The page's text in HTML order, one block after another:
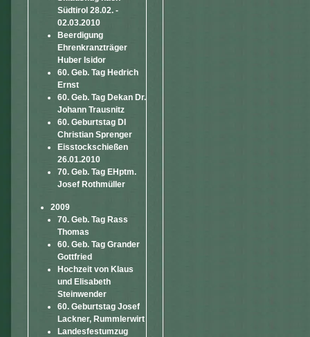
Südtirol 28.02. -
02.03.2010
Beerdigung
Ehrenkranzträger
Huber Isidor
60. Geb. Tag Hedrich
Ernst
60. Geb. Tag Dekan Dr.
Johann Trausnitz
60. Geburtstag DI
Christian Sprenger
Eisstockschießen
26.01.2010
70. Geb. Tag EHptm.
Josef Rothmüller
2009
70. Geb. Tag Rass
Thomas
60. Geb. Tag Grander
Gottfried
Hochzeit von Klaus
und Elisabeth
Steinwender
60. Geburtstag Josef
Lackner, Rummlerwirt
Landesfestumzug